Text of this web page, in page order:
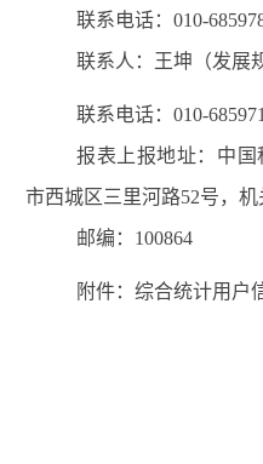
联系电话： 010-
联系人：王坤（发展
联系电话： 010-68597
报表上报地址： 中国
市西城区三里河路52号，机
邮编： 100864
附件：综合统计用户